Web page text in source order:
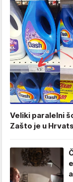
Veliki paralelni
Zašto je u